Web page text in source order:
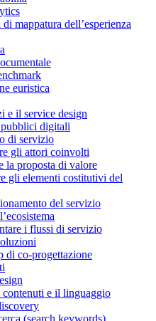
mappatura dell’esperienza
euristica
e il service design
digitali
di servizio
gli attori coinvolti
la proposta di valore
gli elementi costitutivi del
del servizio
i flussi di servizio
di co-progettazione
contenuti e il linguaggio
(search keywords)